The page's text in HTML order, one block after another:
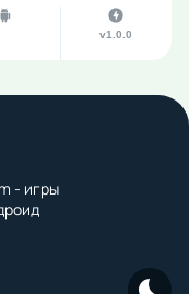
v1.0.0
- игры